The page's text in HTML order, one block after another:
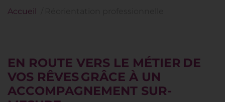
Accueil
EN ROUTE VERS LE MÉTIER DE
VOS RÊVES GRÂCE À UN
ACCOMPAGNEMENT SUR-